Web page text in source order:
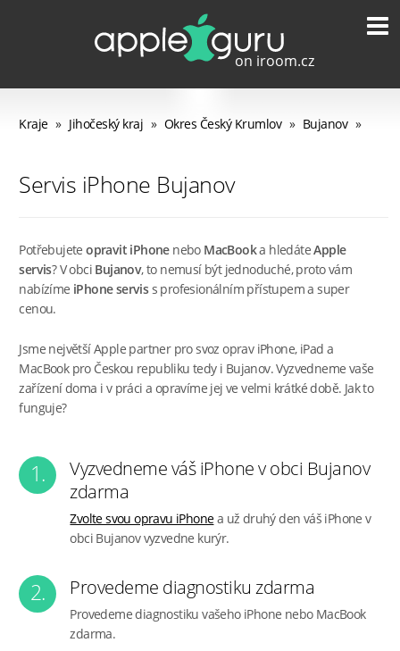
Kraje » Jihočeský kraj » Okres Český Krumlov » Bujanov »
Servis iPhone Bujanov
Potřebujeteopravit iPhonenebo MacBooka hledáteApple
servis? V obci Bujanov, to nemusí být jednoduché, proto vám
nabízíme iPhone serviss profesionálním přístupem a super
cenou.
Jsme největší Apple partner pro svoz oprav iPhone, iPad a
MacBook pro Českou republiku tedy i Bujanov. Vyzvedneme vaše
zařízení doma i v práci a opravíme jej ve velmi krátké době. Jak to
funguje?
1.
Vyzvedneme váš iPhone v obci Bujanov
zdarma
Zvolte svou opravu iPhonea už druhý den váš iPhone v
obci Bujanov vyzvedne kurýr.
2. Provedeme diagnostiku zdarma
Provedeme diagnostiku vašeho iPhone nebo MacBook
zdarma.